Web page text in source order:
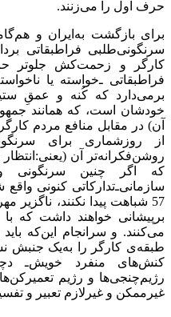
حرف اول را می‌زنند.
برای بازگشت به‌ایران و
سرنگونی‌طلبی فراطبقاتی
کارگر و زحمت‌کش جلوتر
فراطبقاتی ـ‌‌خواسته یا
برمی‌دارد که کُنه و عمقِ
خودشان است، که همانند
آن) در مقابل منافع مردم
از روزشماری برای
روشن‌فکرانه‌‌تر آن
که اگر چنین سرنگونی
سازمانی‌ـ‌تدارکاتی کنونی
57 شباهت پیدا نکنند، ناگزیر
برپیشانی خواهند داشت که
می‌کنند. و سرانجام این‌که
طبقه‌ی کارگر را به‌یک جنبش
کنش‌های منفرد خویش‌ـ
رژیم‌چنجی‌ها و رژیم
غیرممکن و غیرلازم تعبیر و